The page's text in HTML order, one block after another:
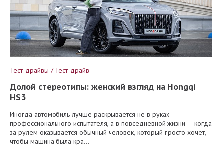
Тест-драйвы / Тест-драйв
Долой стереотипы: женский взгляд на Hongqi
HS3
Иногда автомобиль лучше раскрывается не в руках
профессионального испытателя, а в повседневной жизни – когда
за рулём оказывается обычный человек, который просто хочет,
чтобы машина была кра...